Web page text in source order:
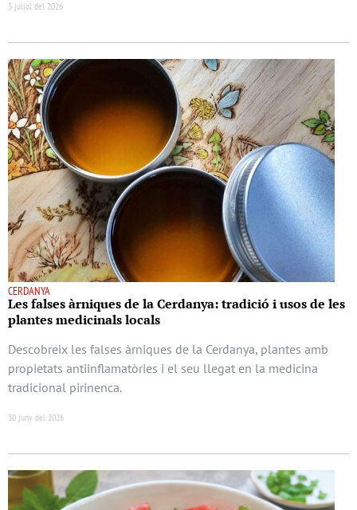
3 juliol del 2026
CERDANYA
Les falses àrniques de la Cerdanya: tradició i usos de les
plantes medicinals locals
Descobreix les falses àrniques de la Cerdanya, plantes amb
propietats antiinflamatòries i el seu llegat en la medicina
tradicional pirinenca.
30 juny del 2026